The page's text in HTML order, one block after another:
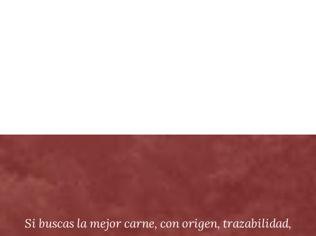
Si buscas la mejor carne, con origen, trazabilidad,